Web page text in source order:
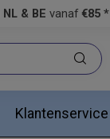
NL & BE vanaf €85 *
Klantenservice